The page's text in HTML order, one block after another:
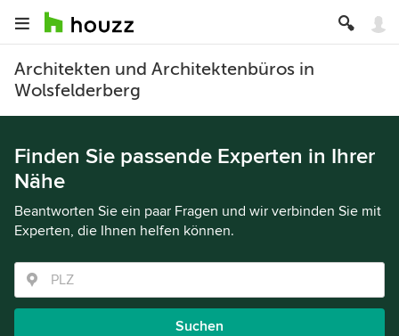
Architekten und Architektenbüros in
Wolsfelderberg
Finden Sie passende Experten in Ihrer
Nähe
Beantworten Sie ein paar Fragen und wir verbinden Sie mit
Experten, die Ihnen helfen können.
Suchen